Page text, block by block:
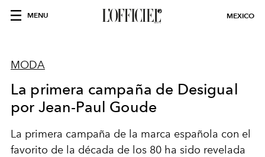
MENU MEXICO
MODA
La primera campaña de Desigual
por Jean-Paul Goude
La primera campaña de la marca española con el
favorito de la década de los 80 ha sido revelada